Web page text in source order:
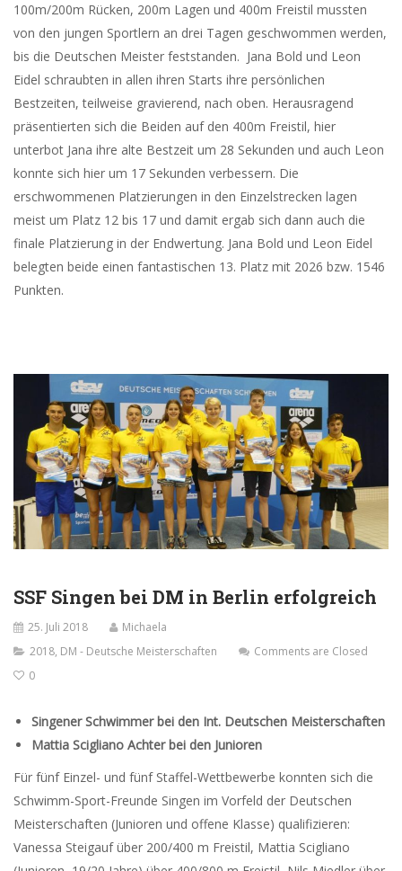
100m/200m Rücken, 200m Lagen und 400m Freistil mussten
von den jungen Sportlern an drei Tagen geschwommen werden,
bis die Deutschen Meister feststanden. Jana Bold und Leon
Eidel schraubten in allen ihren Starts ihre persönlichen
Bestzeiten, teilweise gravierend, nach oben. Herausragend
präsentierten sich die Beiden auf den 400m Freistil, hier
unterbot Jana ihre alte Bestzeit um 28 Sekunden und auch Leon
konnte sich hier um 17 Sekunden verbessern. Die
erschwommenen Platzierungen in den Einzelstrecken lagen
meist um Platz 12 bis 17 und damit ergab sich dann auch die
finale Platzierung in der Endwertung. Jana Bold und Leon Eidel
belegten beide einen fantastischen 13. Platz mit 2026 bzw. 1546
Punkten.
SSF Singen bei DM in Berlin erfolgreich
25. Juli 2018
Michaela
2018, DM - Deutsche Meisterschaften
Comments are Closed
0
Singener Schwimmer bei den Int. Deutschen Meisterschaften
Mattia Scigliano Achter bei den Junioren
Für fünf Einzel- und fünf Staffel-Wettbewerbe konnten sich die
Schwimm-Sport-Freunde Singen im Vorfeld der Deutschen
Meisterschaften (Junioren und offene Klasse) qualifizieren:
Vanessa Steigauf über 200/400 m Freistil, Mattia Scigliano